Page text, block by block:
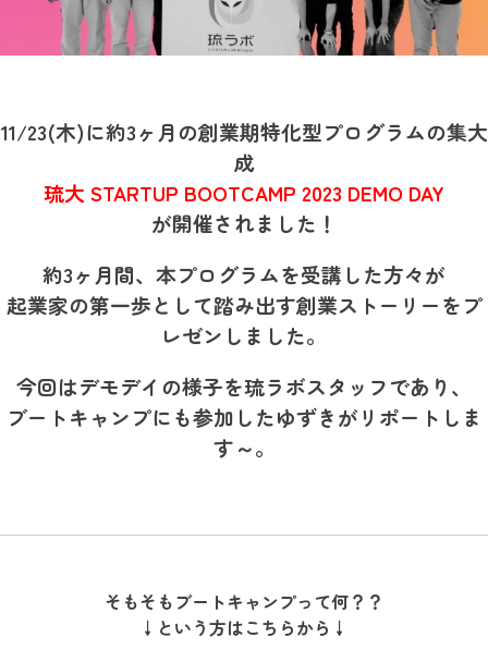
11/23(木)に約3ヶ月の創業期特化型プログラムの集大
成
琉大 STARTUP BOOTCAMP 2023 DEMO DAY
が開催されました！
約3ヶ月間、本プログラムを受講した方々が
起業家の第一歩として踏み出す創業ストーリーをプ
レゼンしました。
今回はデモデイの様子を琉ラボスタッフであり、
ブートキャンプにも参加したゆずきがリポートしま
す～。
そもそもブートキャンプって何？？
↓という方はこちらから↓